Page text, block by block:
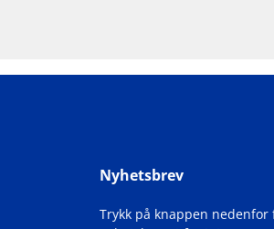
Nyhetsbrev
Trykk på knappen nedenfor